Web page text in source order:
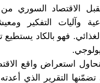
الاقتصاد السوري
وآليات التفكير
فهو بالكاد يستطيع
استعراض واقع
التقرير الذي